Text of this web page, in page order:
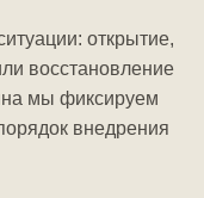
открытие,
восстановление
мы фиксируем
внедрения